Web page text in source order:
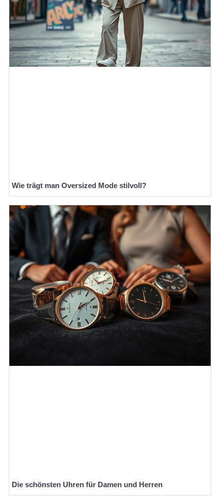
Wie trägt man Oversized Mode stilvoll?
Die schönsten Uhren für Damen und Herren